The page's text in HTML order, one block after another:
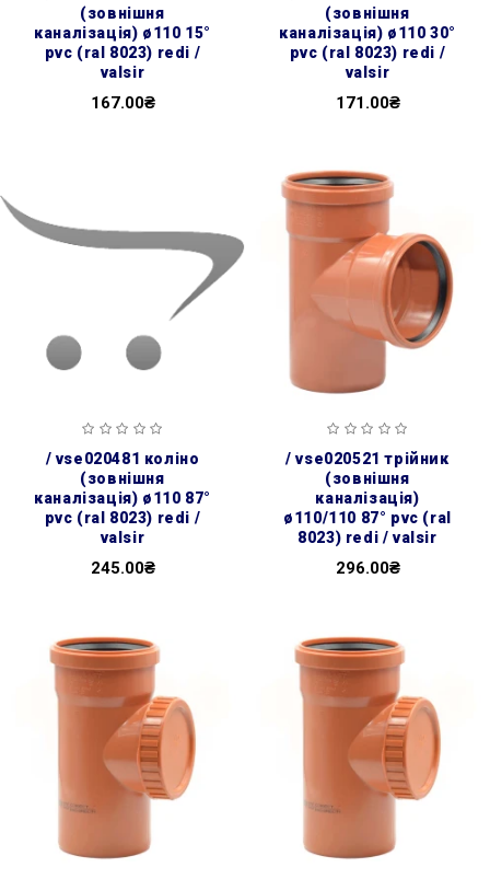
(зовнішня
каналізація) ø110 15°
pvc (ral 8023) redi /
valsir
167.00₴
(зовнішня
каналізація) ø110 30°
pvc (ral 8023) redi /
valsir
171.00₴
/ vse020481 коліно
(зовнішня
каналізація) ø110 87°
pvc (ral 8023) redi /
valsir
245.00₴
/ vse020521 трійник
(зовнішня
каналізація)
ø110/110 87° pvc (ral
8023) redi / valsir
296.00₴